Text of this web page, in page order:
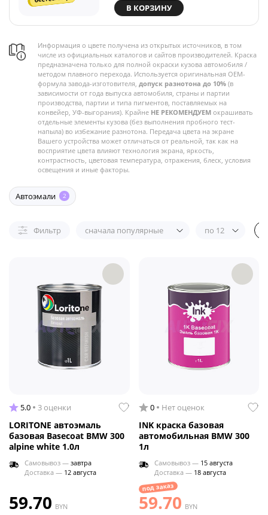
В КОРЗИНУ
Информация о цвете получена из открытых источников, в том
числе из официальных каталогов и сайтов производителей. Краска
предназначена только для полной окраски кузова автомобиля /
методом плавного перехода. Используется оригинальная OEM-
формула завода-изготовителя, допуск разнотона до 10% (в
зависимости от года выпуска автомобиля, страны и партии
производства, партии и типа пигментов, поставляемых на
конвейер, УФ-выгорания). Крайне НЕ РЕКОМЕНДУЕМ окрашивать
отдельные элементы кузова (без выполнения пробного тест-
напыла) во избежание разнотона. Передача цвета на экране
Вашего устройства может отличаться от реальной, так как на
восприятие цвета влияют технология экрана, яркость,
контрастность, цветовая температура, отражения, блеск, условия
освещения и иные факторы.
Автоэмали 2
Фильтр сначала популярные по 12
5.0 3 оценки
LORITONE автоэмаль
базовая Basecoat BMW 300
alpine white 1.0л
Самовывоз — завтра
Доставка — 12 августа
59.70 BYN
0 Нет оценок
INK краска базовая
автомобильная BMW 300
1л
Самовывоз — 15 августа
Доставка — 18 августа
под заказ
59.70 BYN